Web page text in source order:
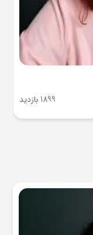
1899 بازدید